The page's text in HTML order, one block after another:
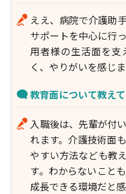
ええ、病院で介護助
サポートを中心に行
用者様の生活面を支
く、やりがいを感じま
教育面について教えて
入職後は、先輩が付
れます。介護技術面
やすい方法なども教
す。わからないこと
成長できる環境だと感